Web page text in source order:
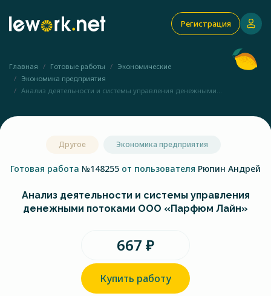
Регистрация
Главная Готовые работы
Экономические
Экономика предприятия
Анализ деятельности и системы управления денежными...
Другое Экономика предприятия
Готовая работа №148255 от пользователя Рюпин Андрей
Анализ деятельности и системы управления
денежными потоками ООО «Парфюм Лайн»
667 ₽
Купить работу